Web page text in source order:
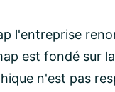
l'entreprise
est fondé sur
n'est pas